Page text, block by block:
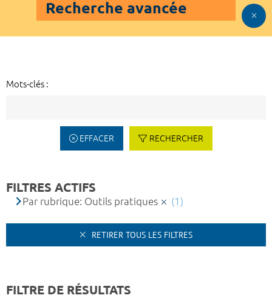
Recherche avancée
Mots-clés :
EFFACER RECHERCHER
FILTRES ACTIFS
Par rubrique: Outils pratiques (1)
RETIRER TOUS LES FILTRES
FILTRE DE RÉSULTATS